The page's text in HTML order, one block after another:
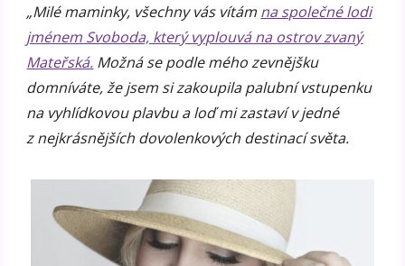
„Milé maminky, všechny vás vítám na společné lodi
jménem Svoboda, který vyplouvá na ostrov zvaný
Mateřská. Možná se podle mého zevnějšku
domníváte, že jsem si zakoupila palubní vstupenku
na vyhlídkovou plavbu a loď mi zastaví v jedné
z nejkrásnějších dovolenkových destinací světa.